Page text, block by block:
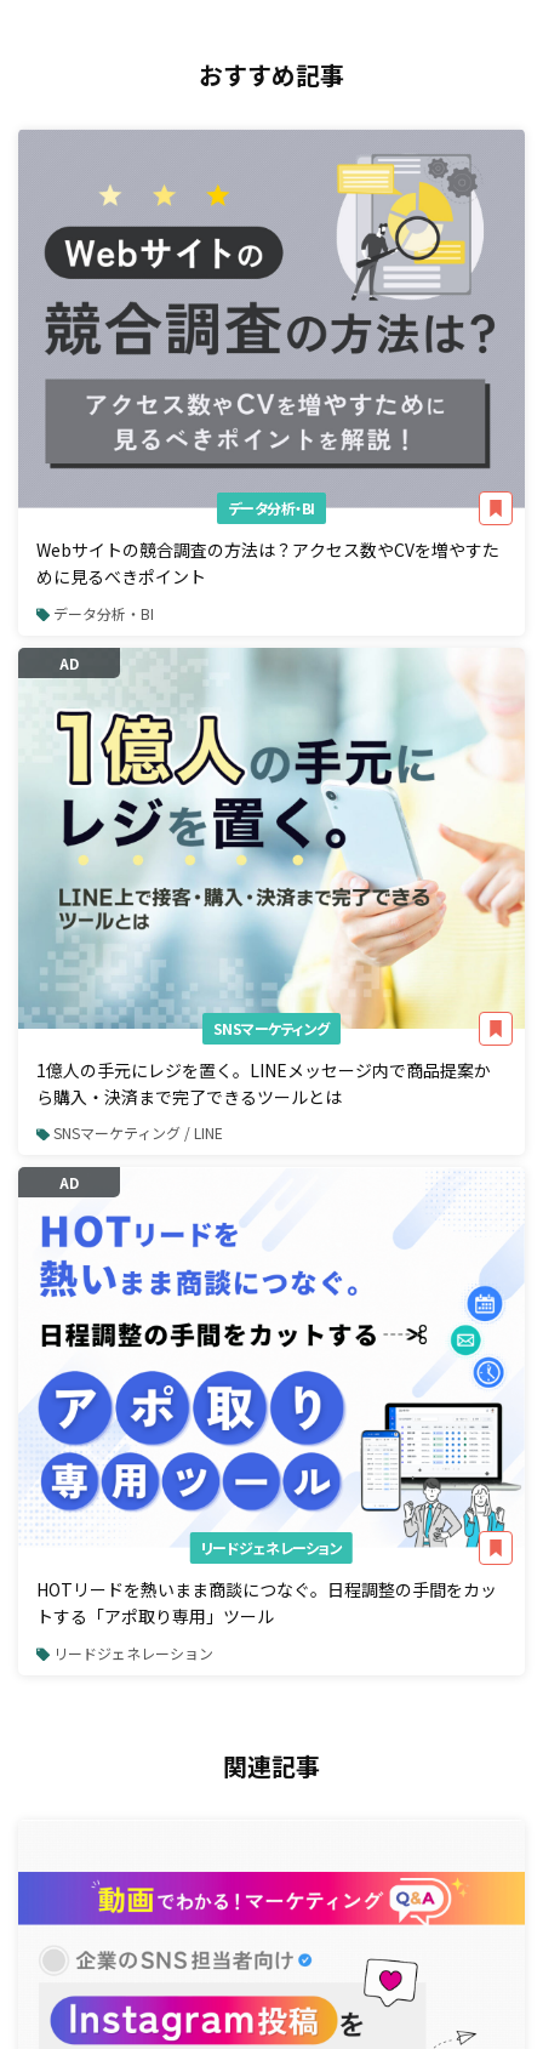
おすすめ記事
データ分析・BI
Webサイトの競合調査の方法は？アクセス数やCVを増やすた
めに見るべきポイント
データ分析・BI
AD
SNSマーケティング
1億人の手元にレジを置く。LINEメッセージ内で商品提案か
ら購入・決済まで完了できるツールとは
SNSマーケティング / LINE
AD
リードジェネレーション
HOTリードを熱いまま商談につなぐ。日程調整の手間をカッ
トする「アポ取り専用」ツール
リードジェネレーション
関連記事